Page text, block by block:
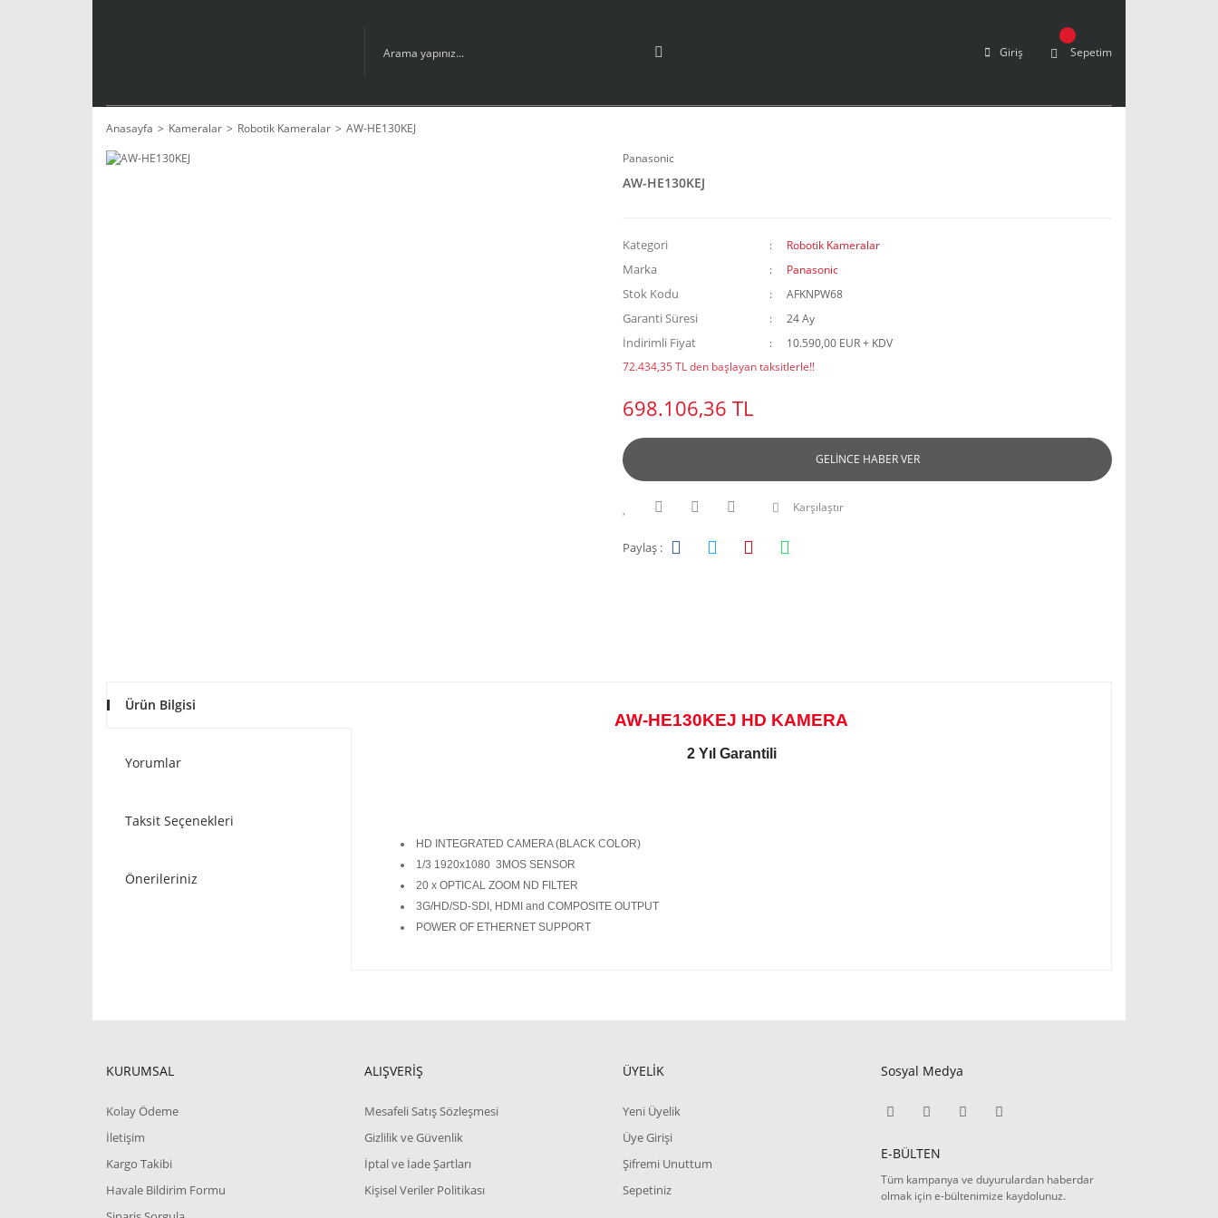
Giriş Sepetim
Anasayfa Kameralar Robotik Kameralar
AW-HE130KEJ
Panasonic
AW-HE130KEJ
Kategori Robotik Kameralar
Marka Panasonic
Stok Kodu AFKNPW68
Garanti Süresi 24 Ay
İndirimli Fiyat
10.590,00 EUR + KDV
72.434,35 TL den başlayan taksitlerle!!
698.106,36 TL
GELİNCE HABER VER
Karşılaştır
Paylaş :
Ürün Bilgisi
Yorumlar
Taksit Seçenekleri
Önerileriniz
AW-HE130KEJ HD KAMERA
2 Yıl Garantili
HD INTEGRATED CAMERA (BLACK COLOR)
1/3 1920x1080 3MOS SENSOR
20 x OPTICAL ZOOM ND FILTER
3G/HD/SD-SDI, HDMI and COMPOSITE OUTPUT
POWER OF ETHERNET SUPPORT
KURUMSAL
Kolay Ödeme
İletişim
Kargo Takibi
Havale Bildirim Formu
ALIŞVERİŞ
Mesafeli Satış Sözleşmesi
Gizlilik ve Güvenlik
İptal ve İade Şartları
Kişisel Veriler Politikası
ÜYELİK
Yeni Üyelik
Üye Girişi
Şifremi Unuttum
Sepetiniz
Sosyal Medya
E-BÜLTEN
Tüm kampanya ve duyurulardan haberdar
olmak için e-bültenimize kaydolunuz.